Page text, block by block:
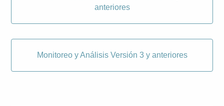
anteriores
Monitoreo y Análisis Versión 3 y anteriores